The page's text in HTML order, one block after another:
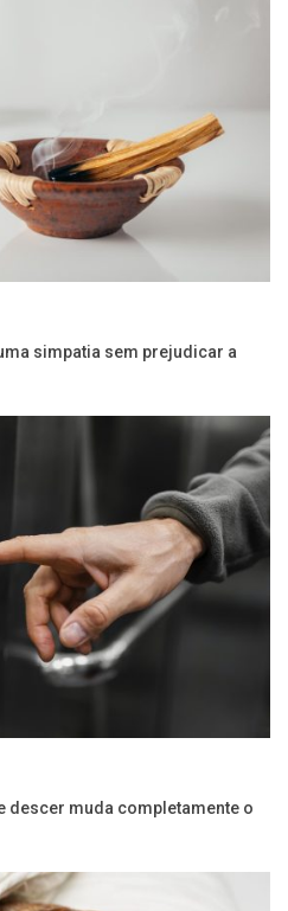
simpatia sem prejudicar a
descer muda completamente o